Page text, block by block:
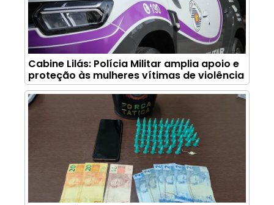
Cabine Lilás: Polícia Militar amplia apoio e
proteção às mulheres vítimas de violência